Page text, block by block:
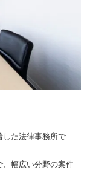
した法律事務所で
、幅広い分野の案件